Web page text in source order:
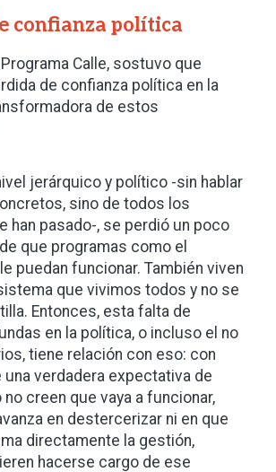
confianza política
Calle, sostuvo que
de confianza política en la
de estos
jerárquico y político -sin hablar
sino de todos los
han pasado-, se perdió un poco
que programas como el
puedan funcionar. También viven
que vivimos todos y no se
Entonces, esta falta de
en la política, o incluso el no
tiene relación con eso: con
una verdadera expectativa de
creen que vaya a funcionar,
en destercerizar ni en que
directamente la gestión,
hacerse cargo de ese